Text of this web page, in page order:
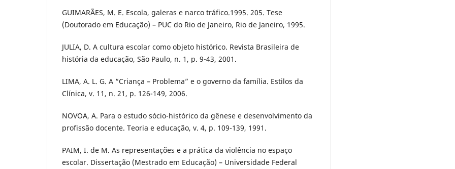
GUIMARÃES, M. E. Escola, galeras e narco tráfico.1995. 205. Tese
(Doutorado em Educação) – PUC do Rio de Janeiro, Rio de Janeiro, 1995.
JULIA, D. A cultura escolar como objeto histórico. Revista Brasileira de
história da educação, São Paulo, n. 1, p. 9-43, 2001.
LIMA, A. L. G. A “Criança – Problema” e o governo da família. Estilos da
Clínica, v. 11, n. 21, p. 126-149, 2006.
NOVOA, A. Para o estudo sócio-histórico da gênese e desenvolvimento da
profissão docente. Teoria e educação, v. 4, p. 109-139, 1991.
PAIM, I. de M. As representações e a prática da violência no espaço
escolar. Dissertação (Mestrado em Educação) – Universidade Federal